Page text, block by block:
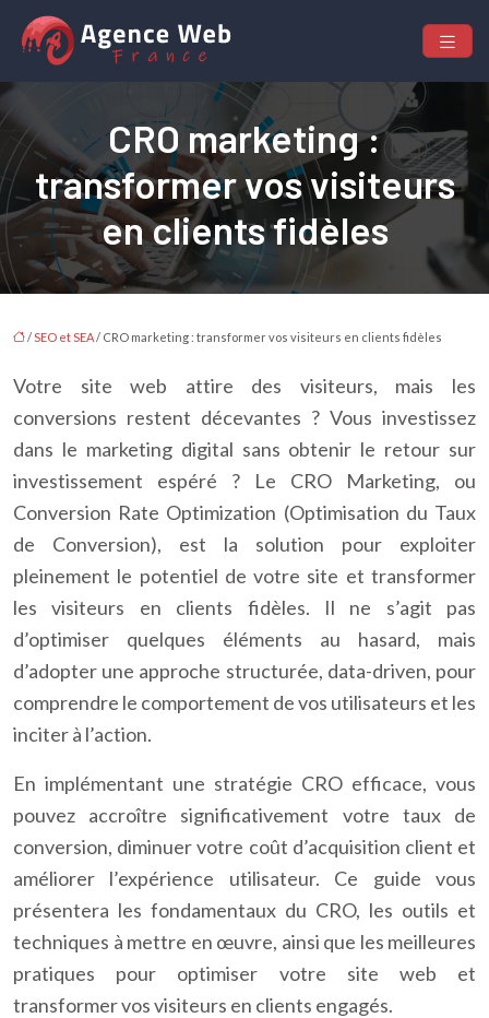
CRO marketing :
transformer vos visiteurs
en clients fidèles
/SEO et SEA/ CRO marketing : transformer vos visiteurs en clients fidèles
Votre site web attire des visiteurs, mais les
conversions restent décevantes ? Vous investissez
dans le marketing digital sans obtenir le retour sur
investissement espéré ? Le CRO Marketing, ou
Conversion Rate Optimization (Optimisation du Taux
de Conversion), est la solution pour exploiter
pleinement le potentiel de votre site et transformer
les visiteurs en clients fidèles. Il ne s’agit pas
d’optimiser quelques éléments au hasard, mais
d’adopter une approche structurée, data-driven, pour
comprendre le comportement de vos utilisateurs et les
inciter à l’action.
En implémentant une stratégie CRO efficace, vous
pouvez accroître significativement votre taux de
conversion, diminuer votre coût d’acquisition client et
améliorer l’expérience utilisateur. Ce guide vous
présentera les fondamentaux du CRO, les outils et
techniques à mettre en œuvre, ainsi que les meilleures
pratiques pour optimiser votre site web et
transformer vos visiteurs en clients engagés.